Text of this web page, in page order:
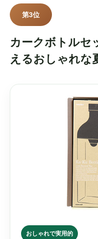
第3位
カークボトルセ
えるおしゃれな
おしゃれで実用的